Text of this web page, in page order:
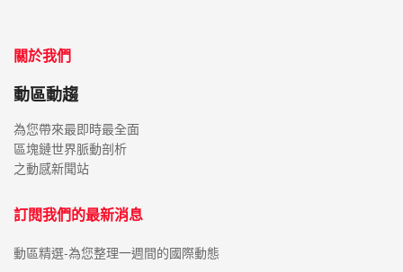
關於我們
動區動趨
為您帶來最即時最全面
區塊鏈世界脈動剖析
之動感新聞站
訂閱我們的最新消息
動區精選-為您整理一週間的國際動態